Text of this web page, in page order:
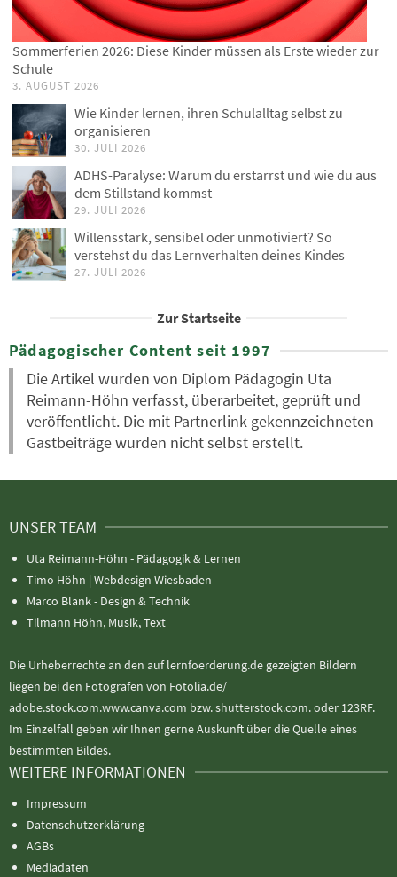
Sommerferien 2026: Diese Kinder müssen als Erste wieder zur
Schule
3. AUGUST 2026
Wie Kinder lernen, ihren Schulalltag selbst zu
organisieren
30. JULI 2026
ADHS-Paralyse: Warum du erstarrst und wie du aus
dem Stillstand kommst
29. JULI 2026
Willensstark, sensibel oder unmotiviert? So
verstehst du das Lernverhalten deines Kindes
27. JULI 2026
Zur Startseite
Pädagogischer Content seit 1997
Die Artikel wurden von Diplom Pädagogin Uta
Reimann-Höhn verfasst, überarbeitet, geprüft und
veröffentlicht. Die mit Partnerlink gekennzeichneten
Gastbeiträge wurden nicht selbst erstellt.
UNSER TEAM
Uta Reimann-Höhn - Pädagogik & Lernen
Timo Höhn | Webdesign Wiesbaden
Marco Blank - Design & Technik
Tilmann Höhn, Musik, Text
Die Urheberrechte an den auf lernfoerderung.de gezeigten Bildern
liegen bei den Fotografen von Fotolia.de/
adobe.stock.com.www.canva.com bzw. shutterstock.com. oder 123RF.
Im Einzelfall geben wir Ihnen gerne Auskunft über die Quelle eines
bestimmten Bildes.
WEITERE INFORMATIONEN
Impressum
Datenschutzerklärung
AGBs
Mediadaten